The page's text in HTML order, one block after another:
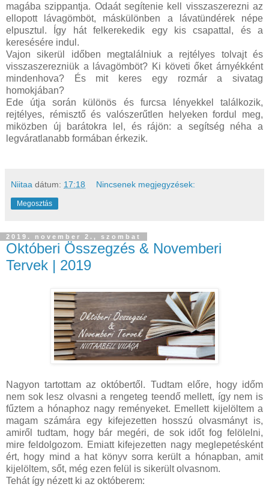
magába szippantja. Odaát segítenie kell visszaszerezni az
ellopott lávagömböt, máskülönben a lávatündérek népe
elpusztul. Így hát felkerekedik egy kis csapattal, és a
keresésére indul.
Vajon sikerül időben megtalálniuk a rejtélyes tolvajt és
visszaszerezniük a lávagömböt? Ki követi őket árnyékként
mindenhova? És mit keres egy rozmár a sivatag
homokjában?
Ede útja során különös és furcsa lényekkel találkozik,
rejtélyes, rémisztő és valószerűtlen helyeken fordul meg,
miközben új barátokra lel, és rájön: a segítség néha a
legváratlanabb formában érkezik.
Niitaa dátum: 17:18 Nincsenek megjegyzések:
Megosztás
2019. november 2., szombat
Októberi Összegzés & Novemberi
Tervek | 2019
Nagyon tartottam az októbertől. Tudtam előre, hogy időm
nem sok lesz olvasni a rengeteg teendő mellett, így nem is
fűztem a hónaphoz nagy reményeket. Emellett kijelöltem a
magam számára egy kifejezetten hosszú olvasmányt is,
amiről tudtam, hogy bár megéri, de sok időt fog felölelni,
mire feldolgozom. Emiatt kifejezetten nagy meglepetésként
ért, hogy mind a hat könyv sorra került a hónapban, amit
kijelöltem, sőt, még ezen felül is sikerült olvasnom.
Tehát így nézett ki az októberem: